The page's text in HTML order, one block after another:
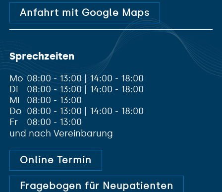
Anfahrt mit Google Maps
Sprechzeiten
Mo 08:00 - 13:00 | 14:00 - 18:00
Di
08:00 - 13:00 | 14:00 - 18:00
Mi
08:00 - 13:00
Do 08:00 - 13:00 | 14:00 - 18:00
Fr
08:00 - 13:00
und nach Vereinbarung
Online Termin
Fragebogen für Neupatienten